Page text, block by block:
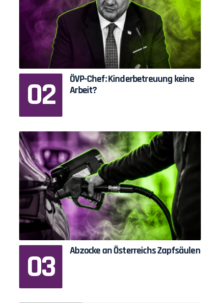
ÖVP-Chef: Kinderbetreuung keine
Arbeit?
Abzocke an Österreichs Zapfsäulen